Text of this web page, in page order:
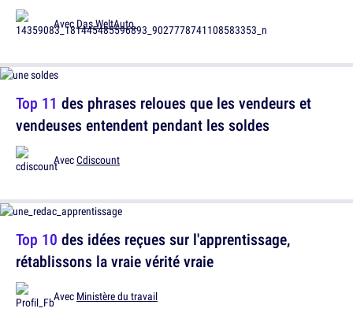
AvecDas WeltAuto.
Top 10 des idées reçues sur l'apprentissage,
rétablissons la vraie vérité vraie
Avec Ministère du travail
Top 11 des phrases reloues que les vendeurs et
vendeuses entendent pendant les soldes
AvecCdiscount